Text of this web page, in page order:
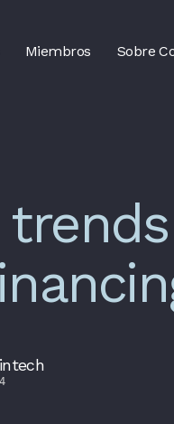
Miembros Sobre